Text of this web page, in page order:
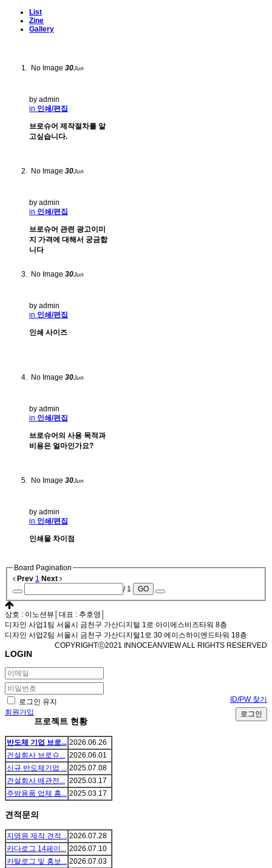
List
Zine
Gallery
No Image 30Jun
by admin
in 인쇄/편집
브로슈어 제작절차를 알
고싶습니다.
No Image 30Jun
by admin
in 인쇄/편집
브로슈어 관련 광고이미
지 가격에 대해서 궁금합
니다
No Image 30Jun
by admin
in 인쇄/편집
인쇄 사이즈
No Image 30Jun
by admin
in 인쇄/편집
브로슈어의 사용 목적과
비용은 얼마인가요?
No Image 30Jun
by admin
in 인쇄/편집
인쇄물 차이점
Board Pagination
Prev 1 Next
/ 1
GO
상호 : 이노션뷰│대표 : 추호영│
디자인 사업1팀 서울시 금천구 가산디지털 1로 아이에스비즈타워 8층
디자인 사업2팀 서울시 금천구 가산디지털1로 30 에이스하이엔드타워 18층
COPYRIGHTⓒ2021 INNOCEANVIEW ALL RIGHTS RESERVED
LOGIN
로그인 유지
ID/PW 찾기
회원가입
로그인
프로젝트 현황
반도체 기업 브로... 2026.06.26
건설회사 브로슈...
2026.06.01
신규 반도체기업 ...
2025.07.08
건설회사 배관전...
2025.03.17
주방용품 업체 홈...
2025.03.17
견적문의
지명원 제작 견적...
2026.07.28
카다로그 14페이...
2026.07.10
카탈로그 및 홍보...
2026.07.03